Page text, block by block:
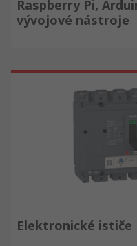
Raspberry Pi,
vývojové nástroje
Elektronické ističe